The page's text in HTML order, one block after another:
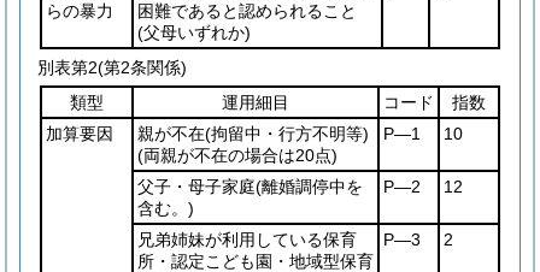
らの暴力
困難であると認められること
(父母いずれか)
別表第2(第2条関係)
類型
運用細目 コード
指数
加算要因
親が不在(拘留中・行方不明等)
(両親が不在の場合は20点)
P―1 10
父子・母子家庭(離婚調停中を
含む。)
P―2 12
兄弟姉妹が利用している保育
所・認定こども園・地域型保育
P―3 2